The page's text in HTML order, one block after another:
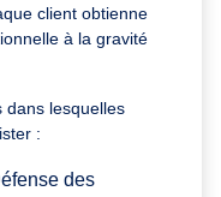
client obtienne
à la gravité
dans lesquelles
:
des